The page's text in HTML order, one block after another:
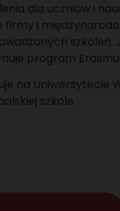
dla uczniów i
firmy i
szkoleń.
program
na Uniwersytecie
szkole.